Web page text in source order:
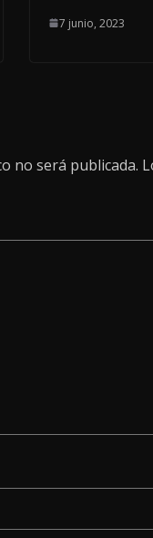
7 junio, 2023
no será publicada.